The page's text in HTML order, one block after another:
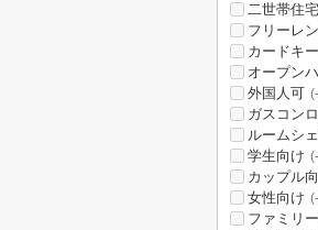
二世帯住宅
フリーレ
カードキー
オープン
外国人可
ガスコン
ルームシ
学生向け
カップル
女性向け
ファミリ